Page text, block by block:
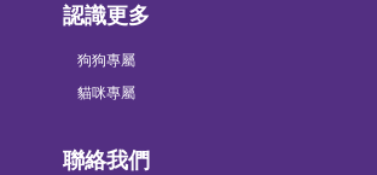
認識更多
狗狗專屬
貓咪專屬
聯絡我們